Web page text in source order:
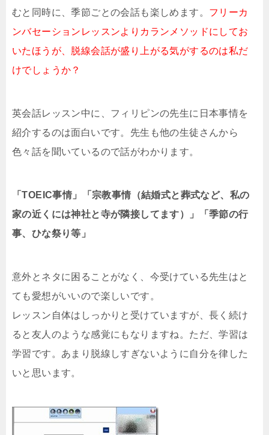
むと同時に、季節ごとの会話も楽しめます。 フリーカ
ンバセーションレッスンよりカランメソッドにしてお
いたほうが、脱線会話が盛り上がる気がするのは私だ
けでしょうか？
英会話レッスン中に、フィリピンの先生に日本事情を
紹介するのは面白いです。先生も他の生徒さんから
色々話を聞いているので話がわかります。
「TOEIC事情」「宗教事情（結婚式と葬式など、私の
家の近くには神社と寺が隣接してます）」「季節の行
事、ひな祭り等」
意外とネタに困ることがなく、今受けている先生はと
ても愛想がいいので楽しいです。
レッスン自体はしっかりと受けていますが、長く続け
ると友人のような感覚にもなりますね。ただ、学習は
学習です。あまり脱線しすぎないように自分を律した
いと思います。